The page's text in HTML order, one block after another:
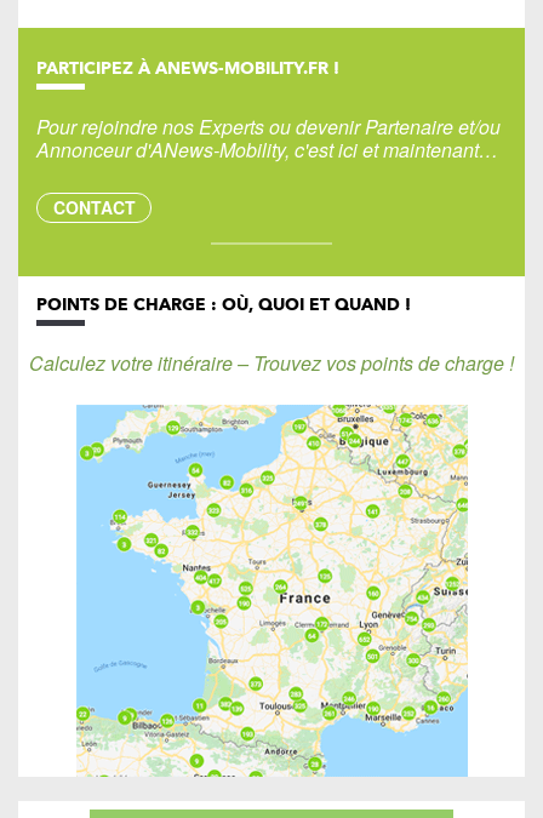
PARTICIPEZ À ANEWS-MOBILITY.FR !
Pour rejoindre nos Experts ou devenir Partenaire et/ou
Annonceur d'ANews-Mobility, c'est ici et maintenant…
CONTACT
POINTS DE CHARGE : OÙ, QUOI ET QUAND !
Calculez votre itinéraire – Trouvez vos points de charge !